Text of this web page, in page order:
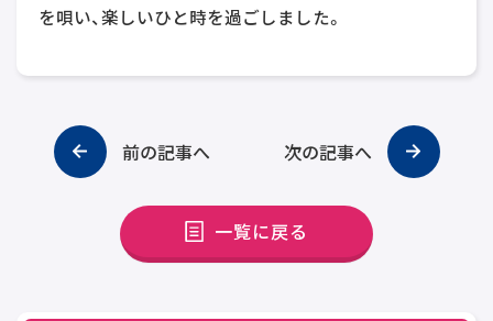
を唄い、楽しいひと時を過ごしました。
前の記事へ 次の記事へ
一覧に戻る